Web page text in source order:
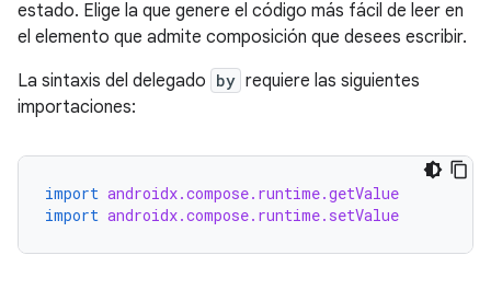
estado. Elige la que genere el código más fácil de leer en
el elemento que admite composición que desees escribir.
La sintaxis del delegado by requiere las siguientes
importaciones:
import androidx.compose.runtime.getValue
import androidx.compose.runtime.setValue